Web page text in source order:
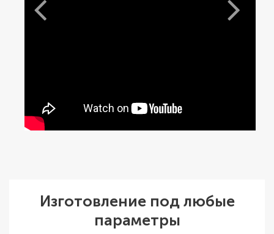
Изготовление под любые
параметры